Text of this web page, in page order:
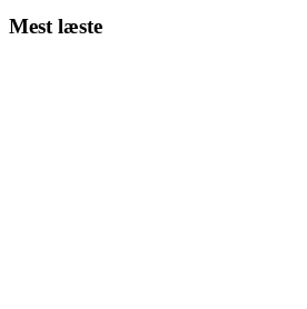
Mest læste